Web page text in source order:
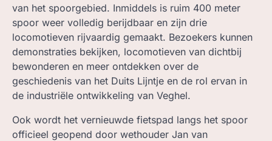
van het spoorgebied. Inmiddels is ruim 400 meter
spoor weer volledig berijdbaar en zijn drie
locomotieven rijvaardig gemaakt. Bezoekers kunnen
demonstraties bekijken, locomotieven van dichtbij
bewonderen en meer ontdekken over de
geschiedenis van het Duits Lijntje en de rol ervan in
de industriële ontwikkeling van Veghel.
Ook wordt het vernieuwde fietspad langs het spoor
officieel geopend door wethouder Jan van